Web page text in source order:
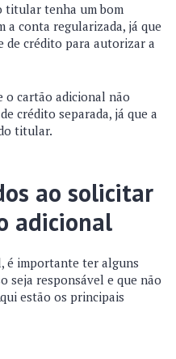
titular tenha um bom
a conta regularizada, já que
de crédito para autorizar a
o cartão adicional não
crédito separada, já que a
titular.
ao solicitar
adicional
é importante ter alguns
seja responsável e que não
estão os principais